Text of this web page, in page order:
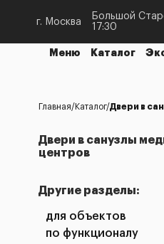
г. Москва
Большой
17:30
Меню Каталог
Главная Каталог Двери в
Двери в санузлы
центров
Другие разделы:
для объектов
по функционалу